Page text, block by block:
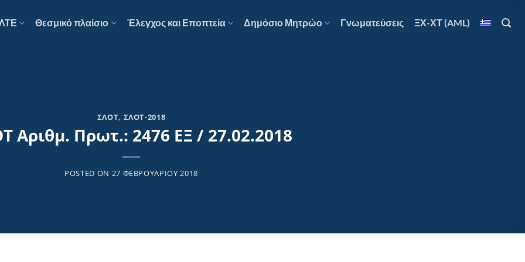
Θεσμικό πλαίσιο Έλεγχος και Εποπτεία Δημόσιο Μητρώο Γνωματεύσεις ΞΧ-ΧΤ (AML)
ΣΛΟΤ, ΣΛΟΤ-2018
Αριθμ. Πρωτ.: 2476 ΕΞ / 27.02.2018
POSTED ON 27 ΦΕΒΡΟΥΑΡΊΟΥ 2018